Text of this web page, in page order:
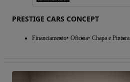
PRESTIGE CARS CONCEPT
Financiamento Oficina Chapa e Pintura